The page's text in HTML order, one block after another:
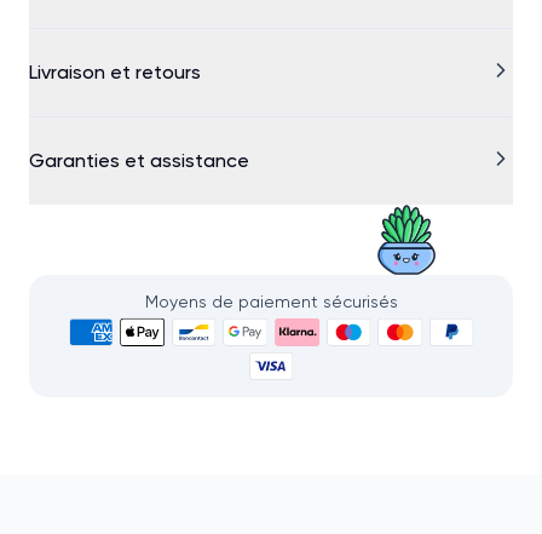
Livraison et retours
Garanties et assistance
Moyens de paiement sécurisés